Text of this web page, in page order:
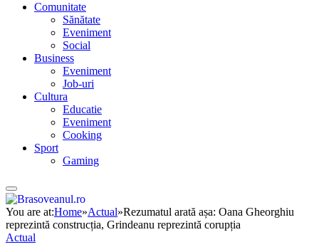
Comunitate
Sănătate
Eveniment
Social
Business
Eveniment
Job-uri
Cultura
Educatie
Eveniment
Cooking
Sport
Gaming
You are at:Home»Actual»Rezumatul arată așa: Oana Gheorghiu
reprezintă construcția, Grindeanu reprezintă corupția
Actual